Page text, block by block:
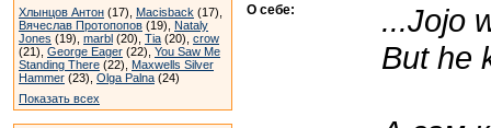
Хлынцов Антон (17), Macisback (17),
Вячеслав Протопопов (19), Nataly
Jones (19), marbl (20), Tia (20), crow
(21), George Eager (22), You Saw Me
Standing There (22), Maxwells Silver
Hammer (23), Olga Palna (24)
Показать всех
О себе:
...Jojo
But he